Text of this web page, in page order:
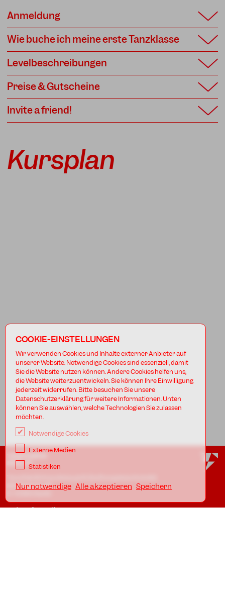
Anmeldung
Wie buche ich meine erste Tanzklasse
Levelbeschreibungen
Preise & Gutscheine
Invite a friend!
Kursplan
BERLIN
Möckernstr. 68
In den Uferstudios
COOKIE-EINSTELLUNGEN
Wir verwenden Cookies und Inhalte externer Anbieter auf
unserer Website. Notwendige Cookies sind essenziell, damit
Sie die Website nutzen können. Andere Cookies helfen uns,
die Website weiterzuentwickeln. Sie können Ihre Einwilligung
jederzeit widerrufen. Bitte besuchen Sie unsere
Datenschutzerklärung für weitere Informationen. Unten
können Sie auswählen, welche Technologien Sie zulassen
möchten.
Notwendige Cookies
Externe Medien
Statistiken
Nur notwendige Alle akzeptieren Speichern